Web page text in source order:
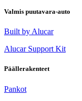
Valmis puutavara-auto
Built by Alucar
Alucar Support Kit
Päällerakenteet
Pankot